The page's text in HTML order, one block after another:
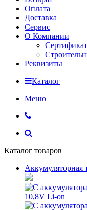
Оплата
Доставка
Сервис
О Компании
Реквизиты
Каталог
Меню
Каталог товаров
Аккумуляторная
10,8V Li-on